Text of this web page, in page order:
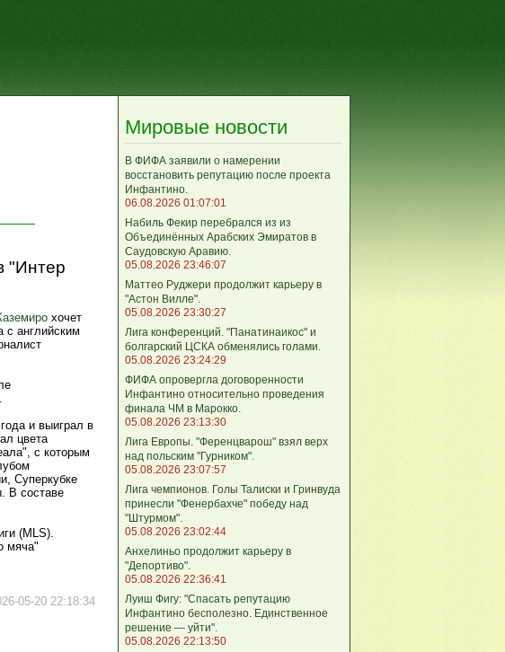
"Интер
хочет
с английским
и выиграл в
цвета
с которым
Суперкубке
В составе
(MLS).
мяча"
05-20 22:18:34
Мировые новости
В ФИФА заявили о намерении
восстановить репутацию после проекта
Инфантино.
06.08.2026 01:07:01
Набиль Фекир перебрался из из
Объединённых Арабских Эмиратов в
Саудовскую Аравию.
05.08.2026 23:46:07
Маттео Руджери продолжит карьеру в
"Астон Вилле".
05.08.2026 23:30:27
Лига конференций. "Панатинаикос" и
болгарский ЦСКА обменялись голами.
05.08.2026 23:24:29
ФИФА опровергла договоренности
Инфантино относительно проведения
финала ЧМ в Марокко.
05.08.2026 23:13:30
Лига Европы. "Ференцварош" взял верх
над польским "Гурником".
05.08.2026 23:07:57
Лига чемпионов. Голы Талиски и Гринвуда
принесли "Фенербахче" победу над
"Штурмом".
05.08.2026 23:02:44
Анхелиньо продолжит карьеру в
"Депортиво".
05.08.2026 22:36:41
Луиш Фигу: "Спасать репутацию
Инфантино бесполезно. Единственное
решение — уйти".
05.08.2026 22:13:50